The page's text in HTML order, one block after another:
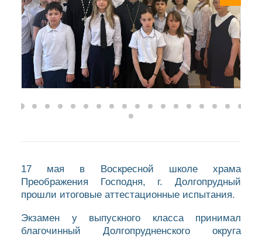
17 мая в Воскресной школе храма
Преображения Господня, г. Долгопрудный
прошли итоговые аттестационные испытания.
Экзамен у выпускного класса принимал
благочинный Долгопрудненского округа